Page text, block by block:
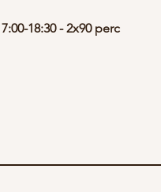
18:30 - 2x90 perc